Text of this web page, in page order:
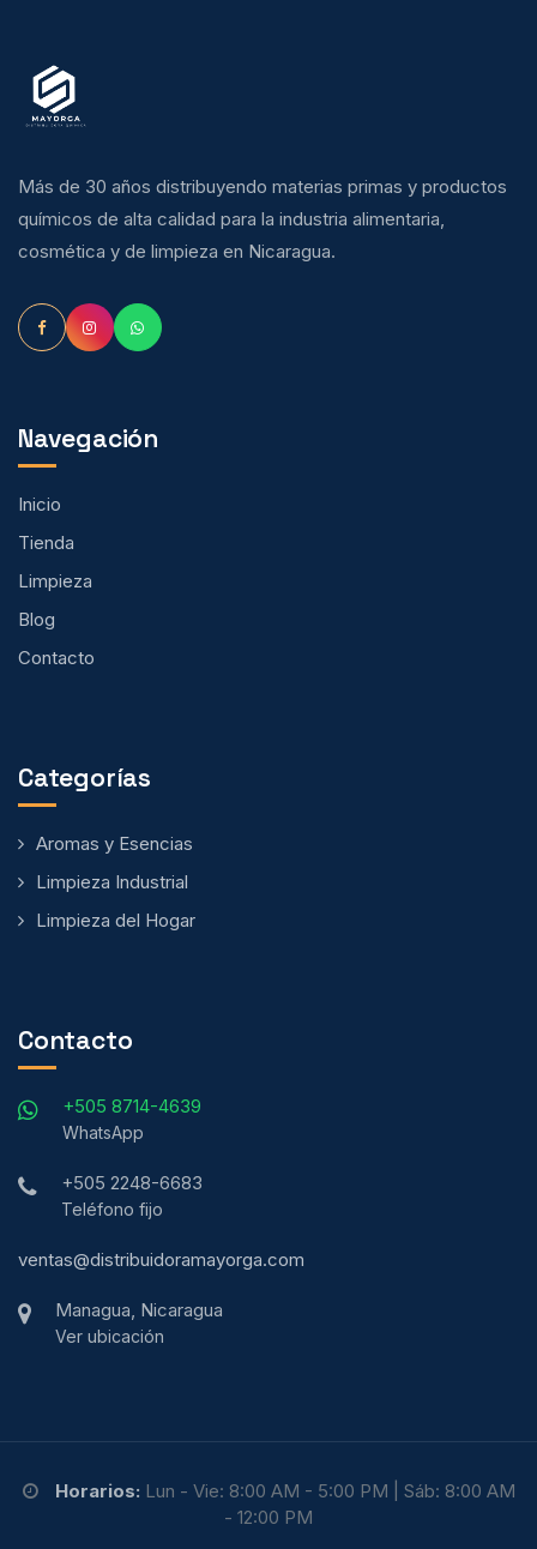
Más de 30 años distribuyendo materias primas y productos
químicos de alta calidad para la industria alimentaria,
cosmética y de limpieza en Nicaragua.
Navegación
Inicio
Tienda
Limpieza
Blog
Contacto
Categorías
Aromas y Esencias
Limpieza Industrial
Limpieza del Hogar
Contacto
+505 8714-4639
WhatsApp
+505 2248-6683
Teléfono fijo
ventas@distribuidoramayorga.com
Managua, Nicaragua
Ver ubicación
Horarios: Lun - Vie: 8:00 AM - 5:00 PM | Sáb: 8:00 AM
- 12:00 PM